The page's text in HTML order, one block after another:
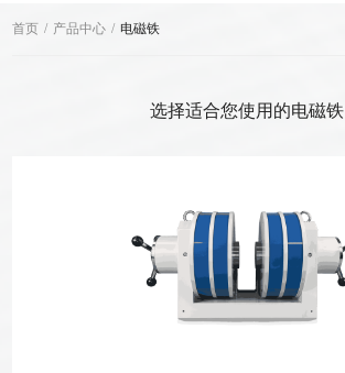
首页 / 产品中心 / 电磁铁
选择适合您使用的电磁铁